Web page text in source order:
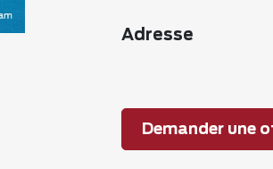
Adresse
Demander une